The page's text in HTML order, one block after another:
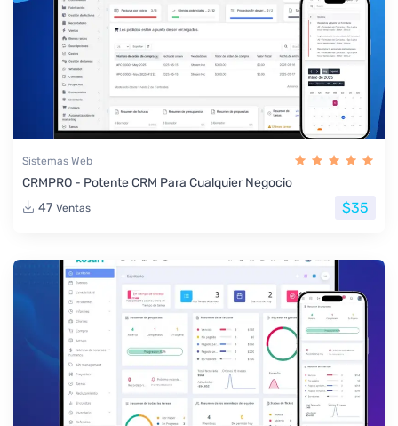
Sistemas Web
CRMPRO - Potente CRM Para Cualquier Negocio
47 Ventas $35